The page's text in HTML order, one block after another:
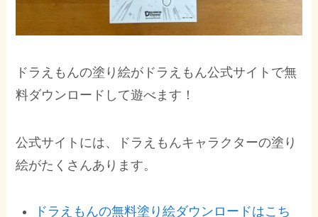
ドラえもんの塗り絵がドラえもん公式サイトで無
料ダウンロードして遊べます！
公式サイトには、ドラえもんキャラクターの塗り
絵がたくさんあります。
ドラえもんの無料塗り絵ダウンロードはこち